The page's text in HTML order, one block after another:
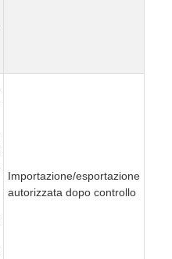
Importazione/esportazione
autorizzata dopo controllo